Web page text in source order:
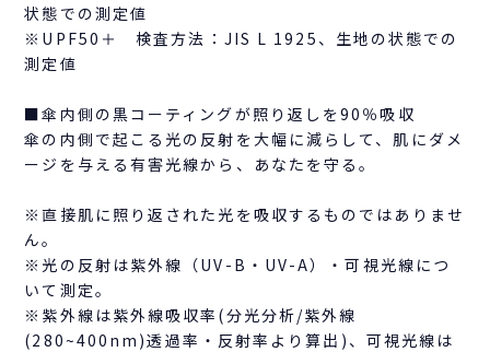
状態での測定値
※UPF50＋ 検査方法：JIS L 1925、生地の状態での
測定値
■傘内側の黒コーティングが照り返しを90％吸収
傘の内側で起こる光の反射を大幅に減らして、肌にダメ
ージを与える有害光線から、あなたを守る。
※直接肌に照り返された光を吸収するものではありませ
ん。
※光の反射は紫外線（UV-B・UV-A）・可視光線につ
いて測定。
※紫外線は紫外線吸収率(分光分析/紫外線
(280~400nm)透過率・反射率より算出)、可視光線は